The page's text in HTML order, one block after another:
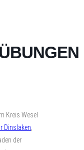
Kreis Wesel
Dinslaken
der